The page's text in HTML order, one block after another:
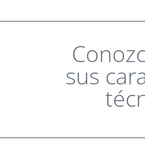
sus